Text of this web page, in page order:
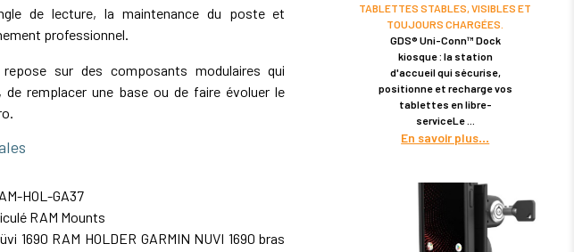
de lecture, la maintenance du poste et
professionnel.
sur des composants modulaires qui
de remplacer une base ou de faire évoluer le
HOL-GA37
RAM Mounts
1690 RAM HOLDER GARMIN NUVI 1690 bras
TABLETTES STABLES, VISIBLES ET
TOUJOURS CHARGÉES.
GDS® Uni-Conn™ Dock
kiosque : la station
d'accueil qui sécurise,
positionne et recharge vos
tablettes en libre-
serviceLe
En savoir plus